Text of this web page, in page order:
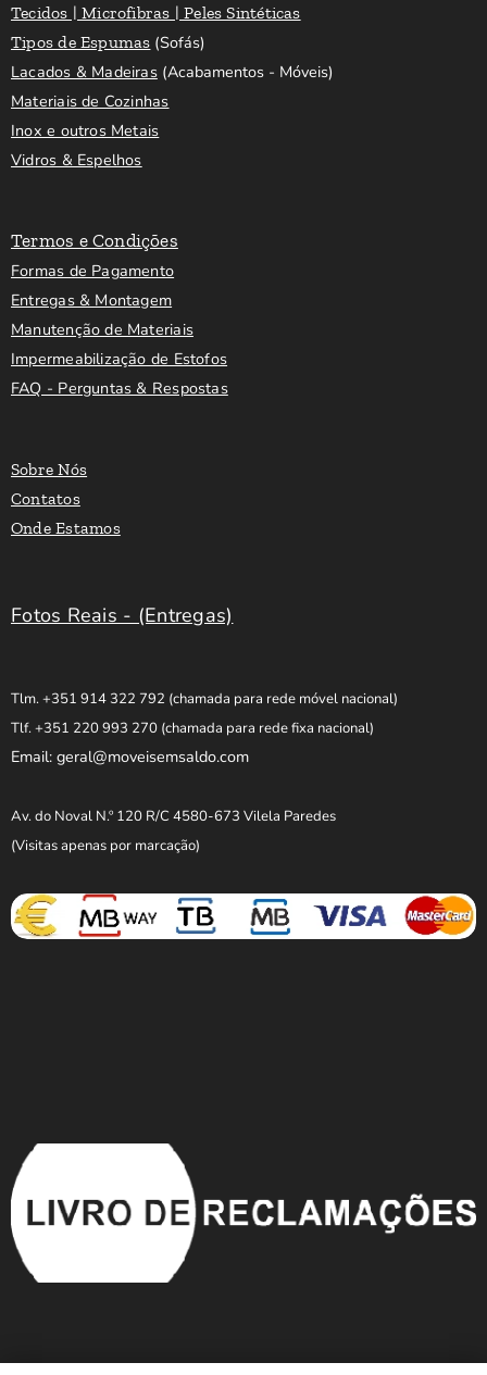
Tecidos | Microfibras | Peles Sintéticas
Tipos de Espumas (Sofás)
Lacados & Madeiras(Acabamentos - Móveis)
Materiais de Cozinhas
Inox e outros Metais
Vidros & Espelhos
Termos e Condições
Formas de Pagamento
Entregas & Montagem
Manutenção de Materiais
Impermeabilização de Estofos
FAQ - Perguntas & Respostas
Sobre Nós
Contatos
Onde Estamos
Fotos Reais - (Entregas)
Tlm. +351 914 322 792 (chamada para rede móvel nacional)
Tlf. +351 220 993 270 (chamada para rede fixa nacional)
Email: geral@moveisemsaldo.com
Av. do Noval N.º 120 R/C 4580-673 Vilela Paredes
(Visitas apenas por marcação)